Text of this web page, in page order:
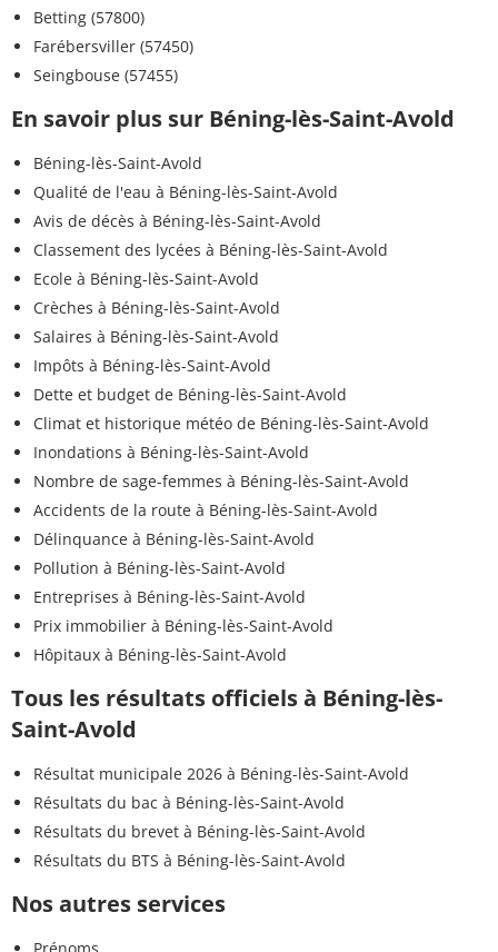
Betting (57800)
Farébersviller (57450)
Seingbouse (57455)
En savoir plus sur Béning-lès-Saint-Avold
Béning-lès-Saint-Avold
Qualité de l'eau à Béning-lès-Saint-Avold
Avis de décès à Béning-lès-Saint-Avold
Classement des lycées à Béning-lès-Saint-Avold
Ecole à Béning-lès-Saint-Avold
Crèches à Béning-lès-Saint-Avold
Salaires à Béning-lès-Saint-Avold
Impôts à Béning-lès-Saint-Avold
Dette et budget de Béning-lès-Saint-Avold
Climat et historique météo de Béning-lès-Saint-Avold
Inondations à Béning-lès-Saint-Avold
Nombre de sage-femmes à Béning-lès-Saint-Avold
Accidents de la route à Béning-lès-Saint-Avold
Délinquance à Béning-lès-Saint-Avold
Pollution à Béning-lès-Saint-Avold
Entreprises à Béning-lès-Saint-Avold
Prix immobilier à Béning-lès-Saint-Avold
Hôpitaux à Béning-lès-Saint-Avold
Tous les résultats officiels à Béning-lès-
Saint-Avold
Résultat municipale 2026 à Béning-lès-Saint-Avold
Résultats du bac à Béning-lès-Saint-Avold
Résultats du brevet à Béning-lès-Saint-Avold
Résultats du BTS à Béning-lès-Saint-Avold
Nos autres services
Prénoms